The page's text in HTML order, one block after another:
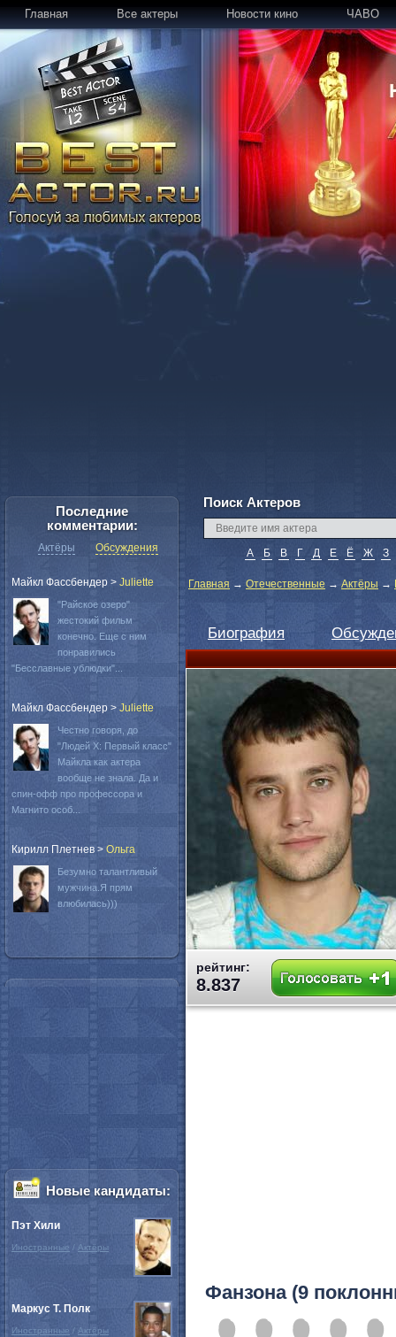
Главная Все актеры Новости кино ЧАВО
Поиск Актеров
А Б В Г Д Е Ё Ж З
Главная → Отечественные → Актёры →
Биография
рейтинг:
8.837
Фанзона (9
Последние
комментарии:
Актёры Обсуждения
Майкл Фассбендер > Juliette
"Райское озеро"
жестокий фильм
конечно. Еще с ним
понравились
"Бесславные ублюдки"...
Майкл Фассбендер > Juliette
Честно говоря, до
"Людей Х: Первый класс"
Майкла как актера
вообще не знала. Да и
спин-офф про профессора и
Магнито особ...
Кирилл Плетнев > Oльга
Безумно талантливый
мужчина.Я прям
влюбилась)))
Новые кандидаты:
Пэт Хили
Иностранные / Актёры
Маркус Т. Полк
Иностранные / Актёры